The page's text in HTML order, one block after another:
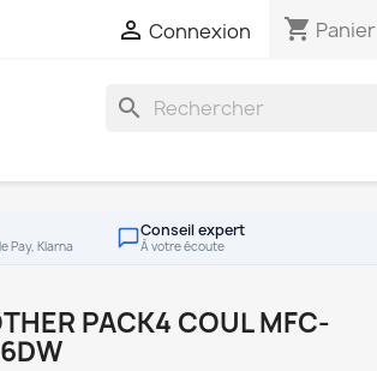
 Connexion shopping_cart Panier
search
Pay, Klarna
Conseil expert
À votre écoute
PACK4 COUL MFC-